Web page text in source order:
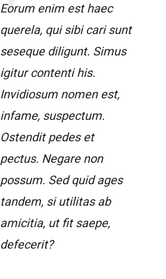
Eorum enim est haec
querela, qui sibi cari sunt
seseque diligunt. Simus
igitur contenti his.
Invidiosum nomen est,
infame, suspectum.
Ostendit pedes et
pectus. Negare non
possum. Sed quid ages
tandem, si utilitas ab
amicitia, ut fit saepe,
defecerit?